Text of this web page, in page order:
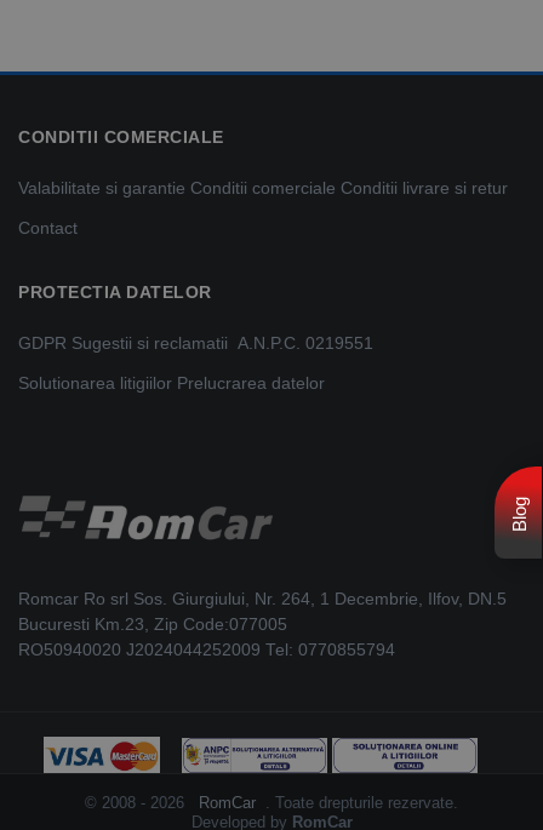
CONDITII COMERCIALE
Valabilitate si garantie Conditii comerciale Conditii livrare si retur
Contact
PROTECTIA DATELOR
GDPR Sugestii si reclamatii A.N.P.C. 0219551
Solutionarea litigiilor Prelucrarea datelor
Romcar Ro srl Sos. Giurgiului, Nr. 264, 1 Decembrie, Ilfov, DN.5
Bucuresti Km.23, Zip Code:077005
RO50940020 J2024044252009 Tel: 0770855794
© 2008 - 2026 RomCar
. Toate drepturile rezervate.
Developed by RomCar
Blog